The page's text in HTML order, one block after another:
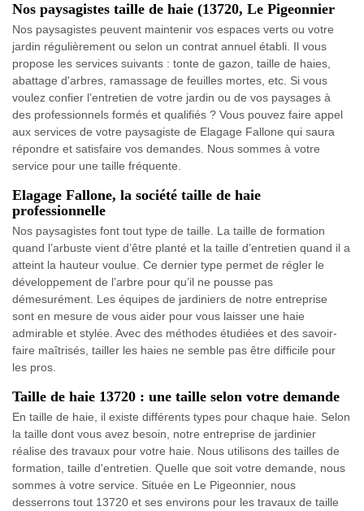
Nos paysagistes taille de haie (13720, Le Pigeonnier
Nos paysagistes peuvent maintenir vos espaces verts ou votre
jardin régulièrement ou selon un contrat annuel établi. Il vous
propose les services suivants : tonte de gazon, taille de haies,
abattage d'arbres, ramassage de feuilles mortes, etc. Si vous
voulez confier l’entretien de votre jardin ou de vos paysages à
des professionnels formés et qualifiés ? Vous pouvez faire appel
aux services de votre paysagiste de Elagage Fallone qui saura
répondre et satisfaire vos demandes. Nous sommes à votre
service pour une taille fréquente.
Elagage Fallone, la société taille de haie
professionnelle
Nos paysagistes font tout type de taille. La taille de formation
quand l’arbuste vient d’être planté et la taille d’entretien quand il a
atteint la hauteur voulue. Ce dernier type permet de régler le
développement de l’arbre pour qu’il ne pousse pas
démesurément. Les équipes de jardiniers de notre entreprise
sont en mesure de vous aider pour vous laisser une haie
admirable et stylée. Avec des méthodes étudiées et des savoir-
faire maîtrisés, tailler les haies ne semble pas être difficile pour
les pros.
Taille de haie 13720 : une taille selon votre demande
En taille de haie, il existe différents types pour chaque haie. Selon
la taille dont vous avez besoin, notre entreprise de jardinier
réalise des travaux pour votre haie. Nous utilisons des tailles de
formation, taille d'entretien. Quelle que soit votre demande, nous
sommes à votre service. Située en Le Pigeonnier, nous
desserrons tout 13720 et ses environs pour les travaux de taille